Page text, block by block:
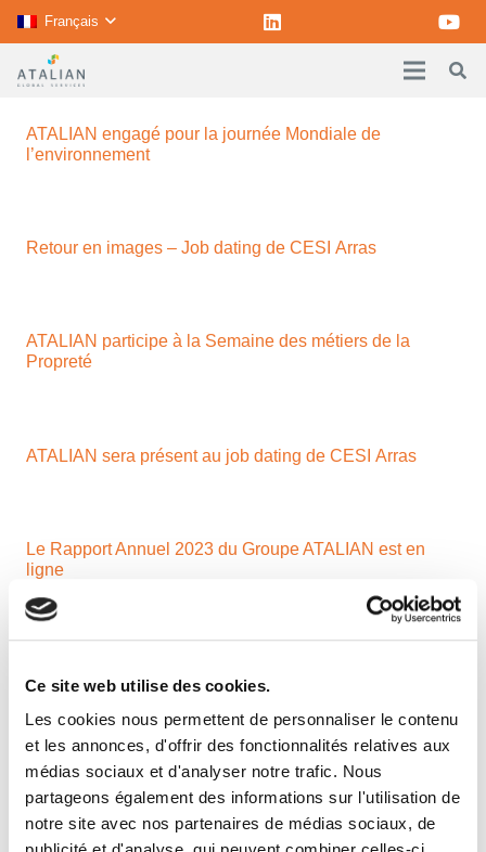
Ce site web utilise des cookies.
Les cookies nous permettent de personnaliser le contenu
et les annonces, d'offrir des fonctionnalités relatives aux
médias sociaux et d'analyser notre trafic. Nous
partageons également des informations sur l'utilisation de
notre site avec nos partenaires de médias sociaux, de
Français
ATALIAN engagé pour la journée Mondiale de
l’environnement
Retour en images – Job dating de CESI Arras
ATALIAN participe à la Semaine des métiers de la
Propreté
ATALIAN sera présent au job dating de CESI Arras
Le Rapport Annuel 2023 du Groupe ATALIAN est en
ligne
ATALIAN Sécurité sera présent aux SecuriDays de
Deauville !